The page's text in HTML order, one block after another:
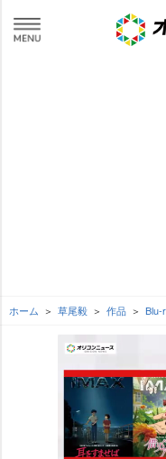
ホーム 草尾毅 作品 Blu-